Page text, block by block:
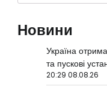
Новини
Україна
та пускові
20:29 08.08.26